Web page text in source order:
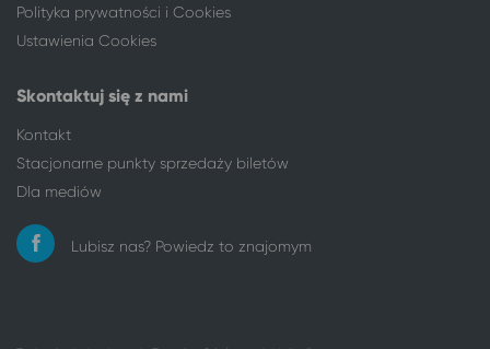
Polityka prywatności i Cookies
Ustawienia Cookies
Skontaktuj się z nami
Kontakt
Stacjonarne punkty sprzedaży biletów
Dla mediów
Lubisz nas? Powiedz to znajomym